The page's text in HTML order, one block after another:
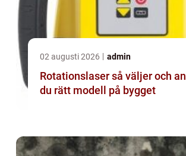
02 augusti 2026 admin
Rotationslaser så väljer och använder
du rätt modell på bygget